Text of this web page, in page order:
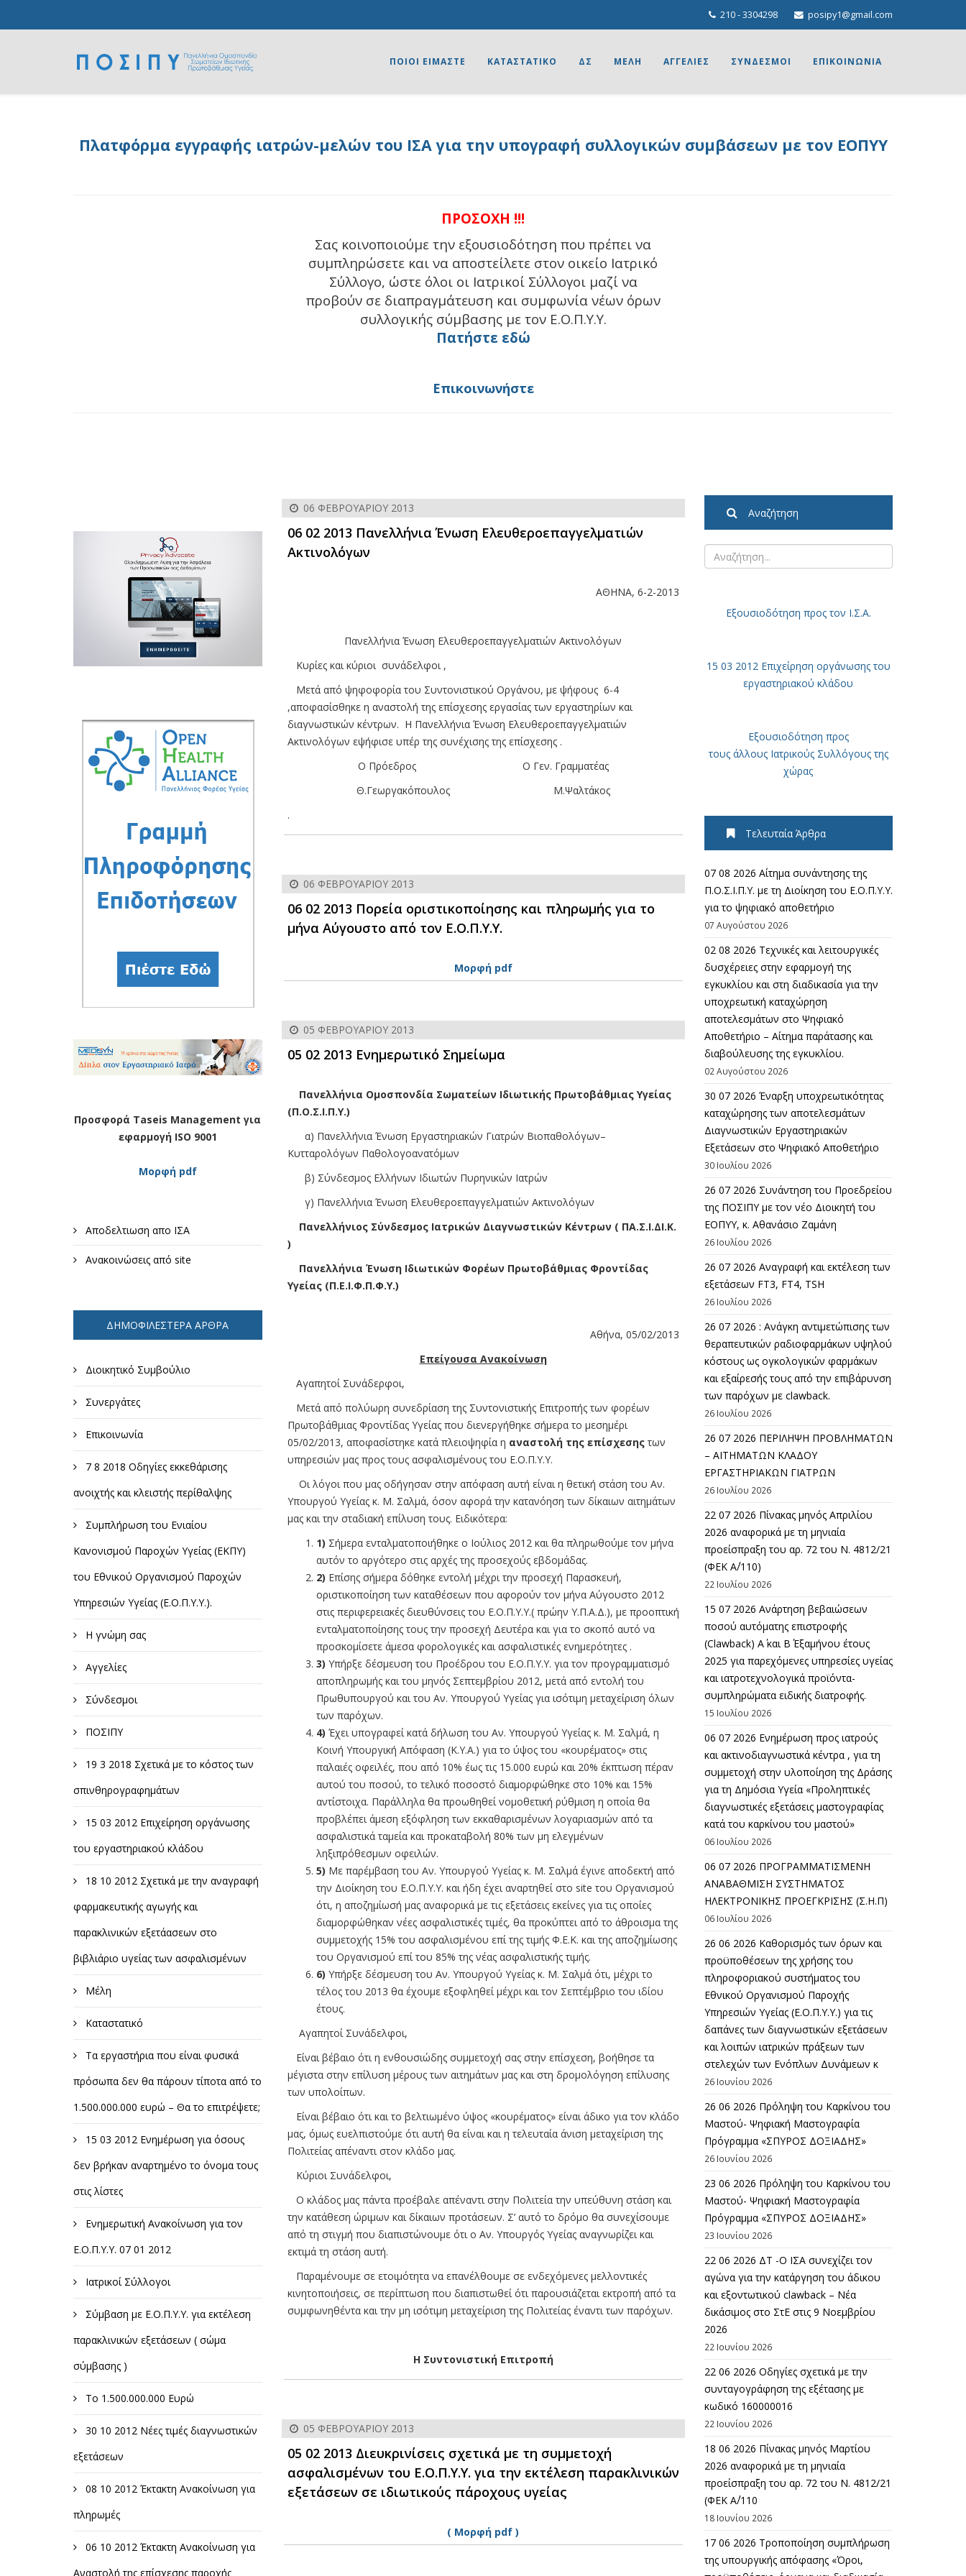
210 - 3304298 posipy1@gmail.com
ΠΟΙΟΙ ΕΙΜΑΣΤΕ ΚΑΤΑΣΤΑΤΙΚΟ ΔΣ ΜΕΛΗ ΑΓΓΕΛΙΕΣ ΣΥΝΔΕΣΜΟΙ ΕΠΙΚΟΙΝΩΝΙΑ
Πλατφόρμα εγγραφής ιατρών-μελών του ΙΣΑ για την υπογραφή συλλογικών συμβάσεων με τον ΕΟΠΥΥ
ΠΡΟΣΟΧΗ !!!
Σας κοινοποιούμε την εξουσιοδότηση που πρέπει να
συμπληρώσετε και να αποστείλετε στον οικείο Ιατρικό
Σύλλογο, ώστε όλοι οι Ιατρικοί Σύλλογοι μαζί να
προβούν σε διαπραγμάτευση και συμφωνία νέων όρων
συλλογικής σύμβασης με τον Ε.Ο.Π.Υ.Υ.
Πατήστε εδώ
Επικοινωνήστε
Προσφορά Taseis Management για
εφαρμογή ISO 9001
Μορφή pdf
Αποδελτιωση απο ΙΣΑ
Ανακοινώσεις από site
ΔΗΜΟΦΙΛΈΣΤΕΡΑ ΆΡΘΡΑ
Διοικητικό Συμβούλιο
Συνεργάτες
Επικοινωνία
7 8 2018 Οδηγίες εκκεθάρισης
ανοιχτής και κλειστής περίθαλψης
Συμπλήρωση του Ενιαίου
Κανονισμού Παροχών Υγείας (ΕΚΠΥ)
του Εθνικού Οργανισμού Παροχών
Υπηρεσιών Υγείας (Ε.Ο.Π.Υ.Υ.).
Η γνώμη σας
Αγγελίες
Σύνδεσμοι
ΠΟΣΙΠΥ
19 3 2018 Σχετικά με το κόστος των
σπινθηρογραφημάτων
15 03 2012 Επιχείρηση οργάνωσης
του εργαστηριακού κλάδου
18 10 2012 Σχετικά με την αναγραφή
φαρμακευτικής αγωγής και
παρακλινικών εξετάασεων στο
βιβλιάριο υγείας των ασφαλισμένων
Μέλη
Καταστατικό
Τα εργαστήρια που είναι φυσικά
πρόσωπα δεν θα πάρουν τίποτα από το
1.500.000.000 ευρώ – Θα το επιτρέψετε;
15 03 2012 Ενημέρωση για όσους
δεν βρήκαν αναρτημένο το όνομα τους
στις λίστες
Ενημερωτική Ανακοίνωση για τον
Ε.Ο.Π.Υ.Υ. 07 01 2012
Ιατρικοί Σύλλογοι
Σύμβαση με Ε.Ο.Π.Υ.Υ. για εκτέλεση
παρακλινικών εξετάσεων ( σώμα
σύμβασης )
Το 1.500.000.000 Ευρώ
30 10 2012 Νέες τιμές διαγνωστικών
εξετάσεων
08 10 2012 Έκτακτη Ανακοίνωση για
πληρωμές
06 10 2012 Έκτακτη Ανακοίνωση για
Αναστολή της επίσχεσης παροχής
06 ΦΕΒΡΟΥΑΡΊΟΥ 2013
06 02 2013 Πανελλήνια Ένωση Ελευθεροεπαγγελματιών
Ακτινολόγων
ΑΘΗΝΑ, 6-2-2013
Πανελλήνια Ένωση Ελευθεροεπαγγελματιών Ακτινολόγων
Κυρίες και κύριοι συνάδελφοι ,
Μετά από ψηφοφορία του Συντονιστικού Οργάνου, με ψήφους 6-4
,αποφασίσθηκε η αναστολή της επίσχεσης εργασίας των εργαστηρίων και
διαγνωστικών κέντρων. Η Πανελλήνια Ένωση Ελευθεροεπαγγελματιών
Ακτινολόγων εψήφισε υπέρ της συνέχισης της επίσχεσης .
Ο Πρόεδρος Ο Γεν. Γραμματέας
Θ.Γεωργακόπουλος Μ.Ψαλτάκος
.
06 ΦΕΒΡΟΥΑΡΊΟΥ 2013
06 02 2013 Πορεία οριστικοποίησης και πληρωμής για το
μήνα Αύγουστο από τον Ε.Ο.Π.Υ.Υ.
Μορφή pdf
05 ΦΕΒΡΟΥΑΡΊΟΥ 2013
05 02 2013 Ενημερωτικό Σημείωμα
Πανελλήνια Ομοσπονδία Σωματείων Ιδιωτικής Πρωτοβάθμιας Υγείας
(Π.Ο.Σ.Ι.Π.Υ.)
α) Πανελλήνια Ένωση Εργαστηριακών Γιατρών Βιοπαθολόγων–
Κυτταρολόγων Παθολογοανατόμων
β) Σύνδεσμος Ελλήνων Ιδιωτών Πυρηνικών Ιατρών
γ) Πανελλήνια Ένωση Ελευθεροεπαγγελματιών Ακτινολόγων
Πανελλήνιος Σύνδεσμος Ιατρικών Διαγνωστικών Κέντρων ( ΠΑ.Σ.Ι.ΔΙ.Κ.
)
Πανελλήνια Ένωση Ιδιωτικών Φορέων Πρωτοβάθμιας Φροντίδας
Υγείας (Π.Ε.Ι.Φ.Π.Φ.Υ.)
Αθήνα, 05/02/2013
Επείγουσα Ανακοίνωση
Αγαπητοί Συνάδερφοι,
Μετά από πολύωρη συνεδρίαση της Συντονιστικής Επιτροπής των φορέων
Πρωτοβάθμιας Φροντίδας Υγείας που διενεργήθηκε σήμερα το μεσημέρι
05/02/2013, αποφασίστηκε κατά πλειοψηφία η αναστολή της επίσχεσης των
υπηρεσιών μας προς τους ασφαλισμένους του Ε.Ο.Π.Υ.Υ.
Οι λόγοι που μας οδήγησαν στην απόφαση αυτή είναι η θετική στάση του Αν.
Υπουργού Υγείας κ. Μ. Σαλμά, όσον αφορά την κατανόηση των δίκαιων αιτημάτων
μας και την σταδιακή επίλυση τους. Ειδικότερα:
1) Σήμερα ενταλματοποιήθηκε ο Ιούλιος 2012 και θα πληρωθούμε τον μήνα
αυτόν το αργότερο στις αρχές της προσεχούς εβδομάδας.
2) Επίσης σήμερα δόθηκε εντολή μέχρι την προσεχή Παρασκευή,
οριστικοποίηση των καταθέσεων που αφορούν τον μήνα Αύγουστο 2012
στις περιφερειακές διευθύνσεις του Ε.Ο.Π.Υ.Υ.( πρώην Υ.Π.Α.Δ.), με προοπτική
ενταλματοποίησης τους την προσεχή Δευτέρα και για το σκοπό αυτό να
προσκομίσετε άμεσα φορολογικές και ασφαλιστικές ενημερότητες .
3) Υπήρξε δέσμευση του Προέδρου του Ε.Ο.Π.Υ.Υ. για τον προγραμματισμό
αποπληρωμής και του μηνός Σεπτεμβρίου 2012, μετά από εντολή του
Πρωθυπουργού και του Αν. Υπουργού Υγείας για ισότιμη μεταχείριση όλων
των παρόχων.
4) Έχει υπογραφεί κατά δήλωση του Αν. Υπουργού Υγείας κ. Μ. Σαλμά, η
Κοινή Υπουργική Απόφαση (Κ.Υ.Α.) για το ύψος του «κουρέματος» στις
παλαιές οφειλές, που από 10% έως τις 15.000 ευρώ και 20% έκπτωση πέραν
αυτού του ποσού, το τελικό ποσοστό διαμορφώθηκε στο 10% και 15%
αντίστοιχα. Παράλληλα θα προωθηθεί νομοθετική ρύθμιση η οποία θα
προβλέπει άμεση εξόφληση των εκκαθαρισμένων λογαριασμών από τα
ασφαλιστικά ταμεία και προκαταβολή 80% των μη ελεγμένων
ληξιπρόθεσμων οφειλών.
5) Με παρέμβαση του Αν. Υπουργού Υγείας κ. Μ. Σαλμά έγινε αποδεκτή από
την Διοίκηση του Ε.Ο.Π.Υ.Υ. και ήδη έχει αναρτηθεί στο site του Οργανισμού
ότι, η αποζημίωσή μας αναφορικά με τις εξετάσεις εκείνες για τις οποίες
διαμορφώθηκαν νέες ασφαλιστικές τιμές, θα προκύπτει από το άθροισμα της
συμμετοχής 15% του ασφαλισμένου επί της τιμής Φ.Ε.Κ. και της αποζημίωσης
του Οργανισμού επί του 85% της νέας ασφαλιστικής τιμής.
6) Υπήρξε δέσμευση του Αν. Υπουργού Υγείας κ. Μ. Σαλμά ότι, μέχρι το
τέλος του 2013 θα έχουμε εξοφληθεί μέχρι και τον Σεπτέμβριο του ιδίου
έτους.
Αγαπητοί Συνάδελφοι,
Είναι βέβαιο ότι η ενθουσιώδης συμμετοχή σας στην επίσχεση, βοήθησε τα
μέγιστα στην επίλυση μέρους των αιτημάτων μας και στη δρομολόγηση επίλυσης
των υπολοίπων.
Είναι βέβαιο ότι και το βελτιωμένο ύψος «κουρέματος» είναι άδικο για τον κλάδο
μας, όμως ευελπιστούμε ότι αυτή θα είναι και η τελευταία άνιση μεταχείριση της
Πολιτείας απέναντι στον κλάδο μας.
Κύριοι Συνάδελφοι,
Ο κλάδος μας πάντα προέβαλε απέναντι στην Πολιτεία την υπεύθυνη στάση και
την κατάθεση ώριμων και δίκαιων προτάσεων. Σ’ αυτό το δρόμο θα συνεχίσουμε
από τη στιγμή που διαπιστώνουμε ότι ο Αν. Υπουργός Υγείας αναγνωρίζει και
εκτιμά τη στάση αυτή.
Παραμένουμε σε ετοιμότητα να επανέλθουμε σε ενδεχόμενες μελλοντικές
κινητοποιήσεις, σε περίπτωση που διαπιστωθεί ότι παρουσιάζεται εκτροπή από τα
συμφωνηθέντα και την μη ισότιμη μεταχείριση της Πολιτείας έναντι των παρόχων.
Η Συντονιστική Επιτροπή
05 ΦΕΒΡΟΥΑΡΊΟΥ 2013
05 02 2013 Διευκρινίσεις σχετικά με τη συμμετοχή
ασφαλισμένων του Ε.Ο.Π.Υ.Υ. για την εκτέλεση παρακλινικών
εξετάσεων σε ιδιωτικούς πάροχους υγείας
( Μορφή pdf )
Αναζήτηση
Εξουσιοδότηση προς τον Ι.Σ.Α.
15 03 2012 Επιχείρηση οργάνωσης του
εργαστηριακού κλάδου
Εξουσιοδότηση προς
τους άλλους Ιατρικούς Συλλόγους της
χώρας
Τελευταία Άρθρα
07 08 2026 Αίτημα συνάντησης της
Π.Ο.Σ.Ι.Π.Υ. με τη Διοίκηση του Ε.Ο.Π.Υ.Υ.
για το ψηφιακό αποθετήριο
07 Αυγούστου 2026
02 08 2026 Τεχνικές και λειτουργικές
δυσχέρειες στην εφαρμογή της
εγκυκλίου και στη διαδικασία για την
υποχρεωτική καταχώρηση
αποτελεσμάτων στο Ψηφιακό
Αποθετήριο – Αίτημα παράτασης και
διαβούλευσης της εγκυκλίου.
02 Αυγούστου 2026
30 07 2026 Έναρξη υποχρεωτικότητας
καταχώρησης των αποτελεσμάτων
Διαγνωστικών Εργαστηριακών
Εξετάσεων στο Ψηφιακό Αποθετήριο
30 Ιουλίου 2026
26 07 2026 Συνάντηση του Προεδρείου
της ΠΟΣΙΠΥ με τον νέο Διοικητή του
ΕΟΠΥΥ, κ. Αθανάσιο Ζαμάνη
26 Ιουλίου 2026
26 07 2026 Αναγραφή και εκτέλεση των
εξετάσεων FT3, FT4, TSH
26 Ιουλίου 2026
26 07 2026 : Ανάγκη αντιμετώπισης των
θεραπευτικών ραδιοφαρμάκων υψηλού
κόστους ως ογκολογικών φαρμάκων
και εξαίρεσής τους από την επιβάρυνση
των παρόχων με clawback.
26 Ιουλίου 2026
26 07 2026 ΠΕΡΙΛΗΨΗ ΠΡΟΒΛΗΜΑΤΩΝ
– ΑΙΤΗΜΑΤΩΝ ΚΛΑΔΟΥ
ΕΡΓΑΣΤΗΡΙΑΚΩΝ ΓΙΑΤΡΩΝ
26 Ιουλίου 2026
22 07 2026 Πίνακας μηνός Απριλίου
2026 αναφορικά με τη μηνιαία
προείσπραξη του αρ. 72 του Ν. 4812/21
(ΦΕΚ Α΄/110)
22 Ιουλίου 2026
15 07 2026 Ανάρτηση βεβαιώσεων
ποσού αυτόματης επιστροφής
(Clawback) A΄ και Β΄ Εξαμήνου έτους
2025 για παρεχόμενες υπηρεσίες υγείας
και ιατροτεχνολογικά προϊόντα-
συμπληρώματα ειδικής διατροφής.
15 Ιουλίου 2026
06 07 2026 Eνημέρωση προς ιατρούς
και ακτινοδιαγνωστικά κέντρα , για τη
συμμετοχή στην υλοποίηση της Δράσης
για τη Δημόσια Υγεία «Προληπτικές
διαγνωστικές εξετάσεις μαστογραφίας
κατά του καρκίνου του μαστού»
06 Ιουλίου 2026
06 07 2026 ΠΡΟΓΡΑΜΜΑΤΙΣΜΕΝΗ
ΑΝΑΒΑΘΜΙΣΗ ΣΥΣΤΗΜΑΤΟΣ
ΗΛΕΚΤΡΟΝΙΚΗΣ ΠΡΟΕΓΚΡΙΣΗΣ (Σ.Η.Π)
06 Ιουλίου 2026
26 06 2026 Καθορισμός των όρων και
προϋποθέσεων της χρήσης του
πληροφοριακού συστήματος του
Εθνικού Οργανισμού Παροχής
Υπηρεσιών Υγείας (Ε.Ο.Π.Υ.Υ.) για τις
δαπάνες των διαγνωστικών εξετάσεων
και λοιπών ιατρικών πράξεων των
στελεχών των Ενόπλων Δυνάμεων κ
26 Ιουνίου 2026
26 06 2026 Πρόληψη του Καρκίνου του
Μαστού- Ψηφιακή Μαστογραφία
Πρόγραμμα «ΣΠΥΡΟΣ ΔΟΞΙΑΔΗΣ»
26 Ιουνίου 2026
23 06 2026 Πρόληψη του Καρκίνου του
Μαστού- Ψηφιακή Μαστογραφία
Πρόγραμμα «ΣΠΥΡΟΣ ΔΟΞΙΑΔΗΣ»
23 Ιουνίου 2026
22 06 2026 ΔΤ -Ο ΙΣΑ συνεχίζει τον
αγώνα για την κατάργηση του άδικου
και εξοντωτικού clawback – Νέα
δικάσιμος στο ΣτΕ στις 9 Νοεμβρίου
2026
22 Ιουνίου 2026
22 06 2026 Οδηγίες σχετικά με την
συνταγογράφηση της εξέτασης με
κωδικό 160000016
22 Ιουνίου 2026
18 06 2026 Πίνακας μηνός Μαρτίου
2026 αναφορικά με τη μηνιαία
προείσπραξη του αρ. 72 του Ν. 4812/21
(ΦΕΚ Α΄/110
18 Ιουνίου 2026
17 06 2026 Τροποποίηση συμπλήρωση
της υπουργικής απόφασης «Όροι,